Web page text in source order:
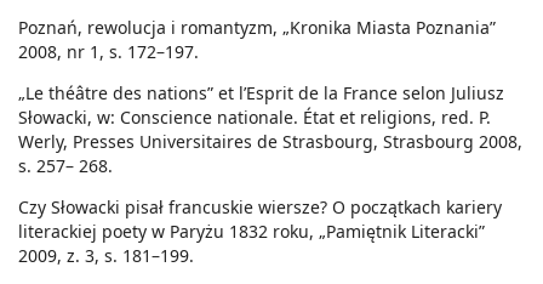
Poznań, rewolucja i romantyzm, „Kronika Miasta Poznania”
2008, nr 1, s. 172–197.
„Le théâtre des nations” et l’Esprit de la France selon Juliusz
Słowacki, w: Conscience nationale. État et religions, red. P.
Werly, Presses Universitaires de Strasbourg, Strasbourg 2008,
s. 257– 268.
Czy Słowacki pisał francuskie wiersze? O początkach kariery
literackiej poety w Paryżu 1832 roku, „Pamiętnik Literacki”
2009, z. 3, s. 181–199.